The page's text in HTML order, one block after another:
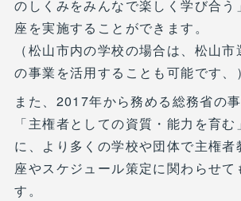
のしくみをみんなで楽しく学び合う
座を実施することができます。
（松山市内の学校の場合は、松山
の事業を活用することも可能です、）
また、2017年から務める総務省の事
「主権者としての資質・能力を育
に、より多くの学校や団体で主権者
座やスケジュール策定に関わらせて
す。